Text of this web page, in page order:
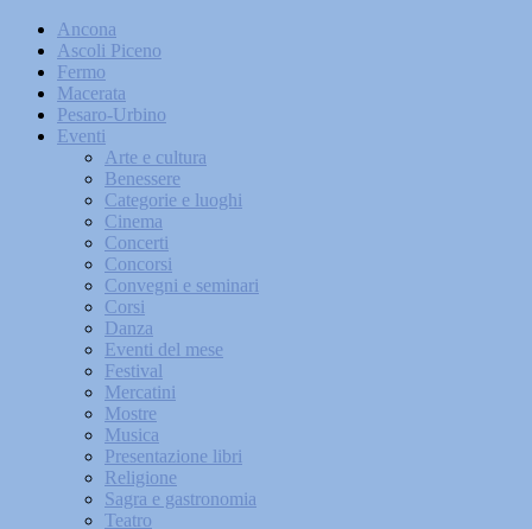
Ancona
Ascoli Piceno
Fermo
Macerata
Pesaro-Urbino
Eventi
Arte e cultura
Benessere
Categorie e luoghi
Cinema
Concerti
Concorsi
Convegni e seminari
Corsi
Danza
Eventi del mese
Festival
Mercatini
Mostre
Musica
Presentazione libri
Religione
Sagra e gastronomia
Teatro